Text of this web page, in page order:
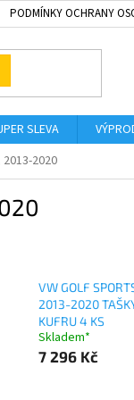
PODMÍNKY OCHRANY
SLEVA
2013-2020
VW GOLF
2013-2020
KUFRU 4 KS
Skladem*
7 296 Kč